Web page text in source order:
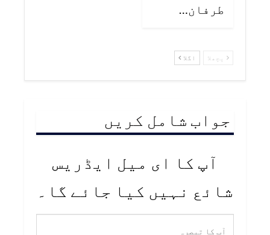
طرفان…
پچھلا اگلا
جواب شامل کریں
آپ کا ای میل ایڈریس
شائع نہیں کیا جائے گا۔